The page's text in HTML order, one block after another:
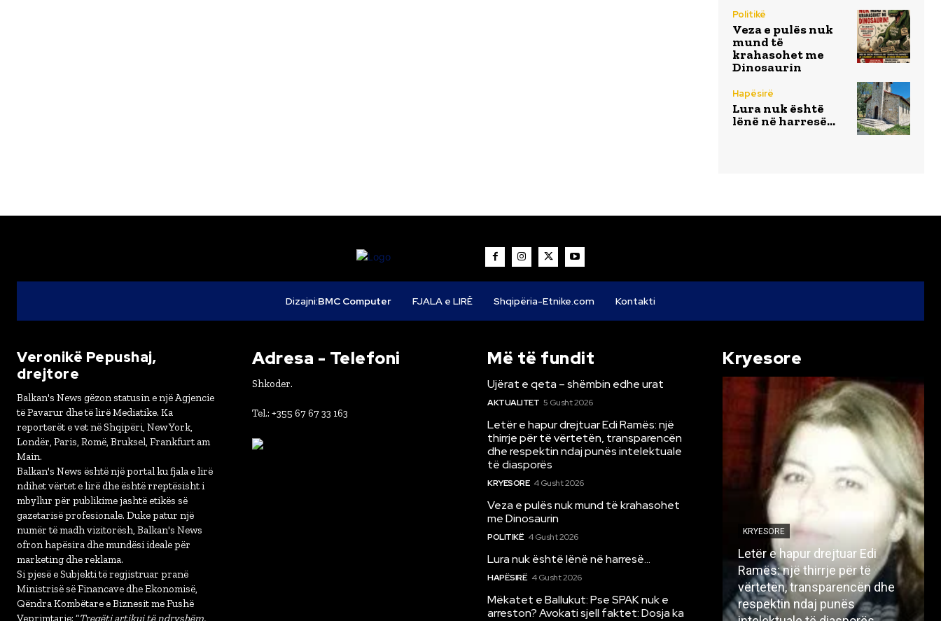
Politikë
Veza e pulës nuk
mund të
krahasohet me
Dinosaurin
Hapësirë
Lura nuk është
lënë në harresë…
Dizajni:BMC Computer FJALA e LIRË Shqipëria-Etnike.com Kontakti
Veronikë Pepushaj,
drejtore
Balkan's News gëzon statusin e një Agjencie
të Pavarur dhe të lirë Mediatike. Ka
reporterët e vet në Shqipëri, New York,
Londër, Paris, Romë, Bruksel, Frankfurt am
Main.
Balkan's News është një portal ku fjala e lirë
ndihet vërtet e lirë dhe është rreptësisht i
mbyllur për publikime jashtë etikës së
gazetarisë profesionale. Duke patur një
numër të madh vizitorësh, Balkan's News
ofron hapësira dhe mundësi ideale për
marketing dhe reklama.
Si pjesë e Subjekti të regjistruar pranë
Ministrisë së Financave dhe Ekonomisë,
Qëndra Kombëtare e Biznesit me Fushë
Veprimtarie: “Tregëti artikuj të ndryshëm,
Adresa - Telefoni
Shkoder.
Tel.: +355 67 67 33 163
Më të fundit
Ujërat e qeta – shëmbin edhe urat
AKTUALITET 5 Gusht 2026
Letër e hapur drejtuar Edi Ramës: një
thirrje për të vërtetën, transparencën
dhe respektin ndaj punës intelektuale
të diasporës
KRYESORE 4 Gusht 2026
Veza e pulës nuk mund të krahasohet
me Dinosaurin
POLITIKË 4 Gusht 2026
Lura nuk është lënë në harresë…
HAPËSIRË 4 Gusht 2026
Mëkatet e Ballukut: Pse SPAK nuk e
arreston? Avokati sjell faktet: Dosja ka
Kryesore
KRYESORE
Letër e hapur drejtuar Edi
Ramës: një thirrje për të
vërtetën, transparencën dhe
respektin ndaj punës